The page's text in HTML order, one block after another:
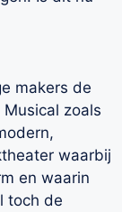
makers de
zoals
waarbij
en waarin
toch de